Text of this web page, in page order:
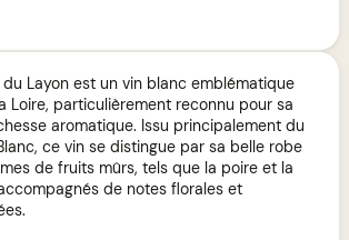
du Layon est un vin blanc emblématique
Loire, particulièrement reconnu pour sa
aromatique. Issu principalement du
ce vin se distingue par sa belle robe
de fruits mûrs, tels que la poire et la
de notes florales et